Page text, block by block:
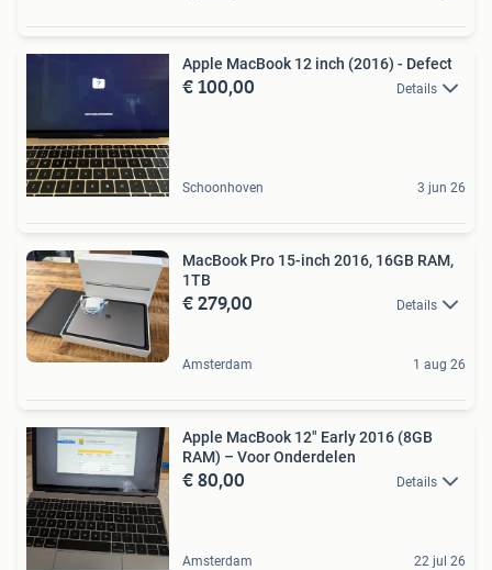
Apple MacBook 12 inch (2016) - Defect
€ 100,00 Details
Schoonhoven 3 jun 26
MacBook Pro 15-inch 2016, 16GB RAM,
1TB
€ 279,00 Details
Amsterdam 1 aug 26
Apple MacBook 12" Early 2016 (8GB
RAM) – Voor Onderdelen
€ 80,00 Details
Amsterdam 22 jul 26